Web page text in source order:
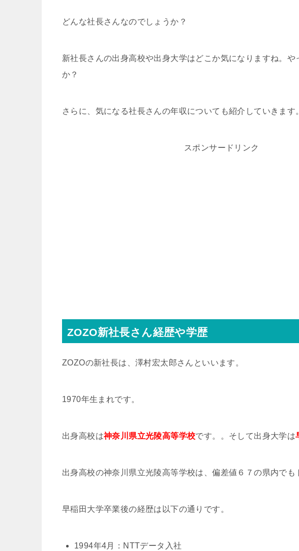
どんな社長さんなのでしょうか？
新社長さんの出身高校や出身大学はどこか気になりますね。
か？
さらに、気になる社長さんの年収についても紹介していきます
スポンサードリンク
ZOZO新社長さん経歴や学歴
ZOZOの新社長は、澤村宏太郎さんといいます。
1970年生まれです。
出身高校は神奈川県立光陵高等学校です。。そして出身大学は
出身高校の神奈川県立光陵高等学校は、偏差値６７の県内でも
早稲田大学卒業後の経歴は以下の通りです。
1994年4月：NTTデータ入社